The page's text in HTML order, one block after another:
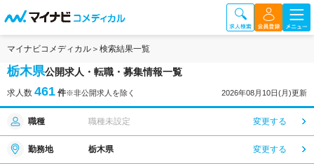
マイナビコメディカル 検索結果一覧
栃木県公開求人・転職・募集情報一覧
求人数 461 件※非公開求人を除く 2026年08月10日(月)更新
職種 職種未設定 変更する
勤務地 栃木県 変更する